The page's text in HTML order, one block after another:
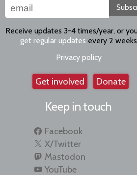
Receive updates 3-4 times/year, or
get regular updates every 2 weeks
Privacy policy
Get involved Donate
Keep in touch
Facebook
X/Twitter
Mastodon
YouTube